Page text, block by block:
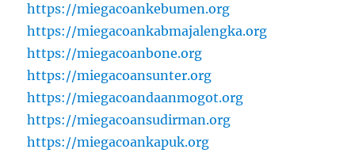
https://miegacoankebumen.org
https://miegacoankabmajalengka.org
https://miegacoanbone.org
https://miegacoansunter.org
https://miegacoandaanmogot.org
https://miegacoansudirman.org
https://miegacoankapuk.org